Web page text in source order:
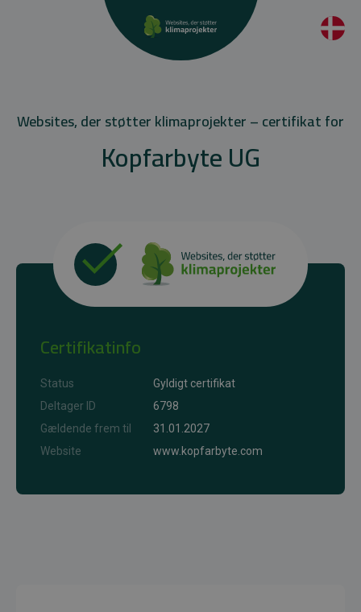
Websites, der støtter klimaprojekter – certifikat for
Kopfarbyte UG
Certifikatinfo
Status
Gyldigt certifikat
Deltager ID
6798
Gældende frem til
31.01.2027
Website
www.kopfarbyte.com